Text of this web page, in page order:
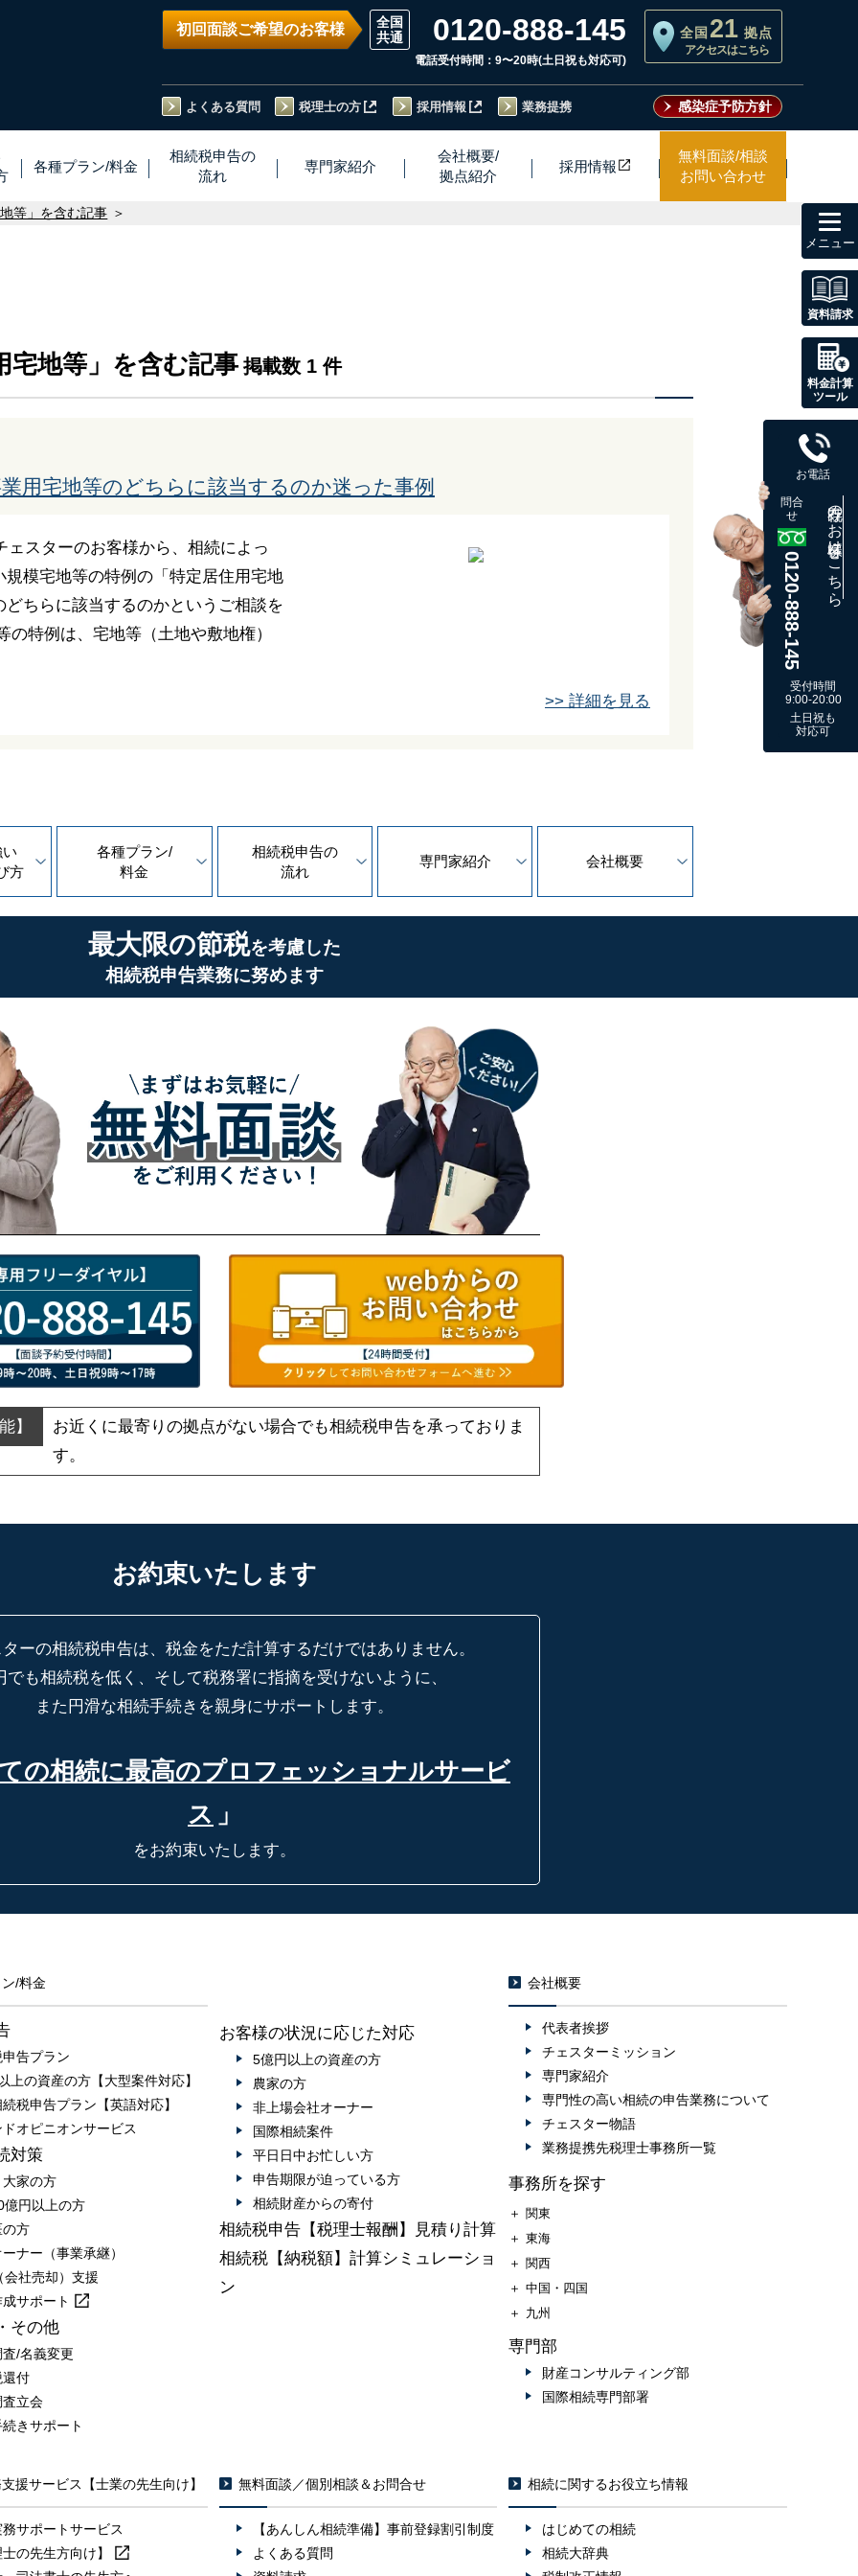
初回面談ご希望のお客様 0120-888-145
電話受付時間：9〜20時(土日祝も対応可)
全国 21 拠点
アクセスはこちら
よくある質問 税理士の方 採用情報 業務提携 感染症予防方針
各種プラン/料金
相続税申告の
流れ
専門家紹介
会社概要/
拠点紹介
採用情報
無料面談/相談
お問い合わせ
等」を含む記事
宅地等」を含む記事 掲載数 1 件
用宅地等のどちらに該当するのか迷った事例
スターのお客様から、相続によっ
模宅地等の特例の「特定居住用宅地
ちらに該当するのかというご相談を
特例は、宅地等（土地や敷地権）
>> 詳細を見る
方
各種プラン/
料金
相続税申告の
流れ
専門家紹介 会社概要
最大限の節税を考慮した
相続税申告業務に努めます
お近くに最寄りの拠点がない場合でも相続税申告を承っておりま
す。
お約束いたします
ーの相続税申告は、税金をただ計算するだけではありません。
でも相続税を低く、そして税務署に指摘を受けないように、
また円滑な相続手続きを親身にサポートします。
の相続に最高のプロフェッショナルサービ
ス 」
をお約束いたします。
資料請求
料金計算
ツール
お電話
問合
せ
0120-888-145
既存のお客様はこちら
受付時間
9:00-20:00
土日祝も
対応可
/料金
告プラン
上の資産の方【大型案件対応】
税申告プラン【英語対応】
オピニオンサービス
対策
家の方
億円以上の方
の方
ナー（事業承継）
会社売却）支援
成サポート
その他
/名義変更
還付
立会
きサポート
お客様の状況に応じた対応
5億円以上の資産の方
農家の方
非上場会社オーナー
国際相続案件
平日日中お忙しい方
申告期限が迫っている方
相続財産からの寄付
相続税申告【税理士報酬】見積り計算
相続税【納税額】計算シミュレーショ
ン
会社概要
代表者挨拶
チェスターミッション
専門家紹介
専門性の高い相続の申告業務について
チェスター物語
業務提携先税理士事務所一覧
事務所を探す
＋ 関東
＋ 東海
＋ 関西
＋ 中国・四国
＋ 九州
専門部
財産コンサルティング部
国際相続専門部署
援サービス【士業の先生向け】
サポートサービス
の先生方向け】
無料面談／個別相談＆お問合せ
【あんしん相続準備】事前登録割引制度
よくある質問
相続に関するお役立ち情報
はじめての相続
相続大辞典